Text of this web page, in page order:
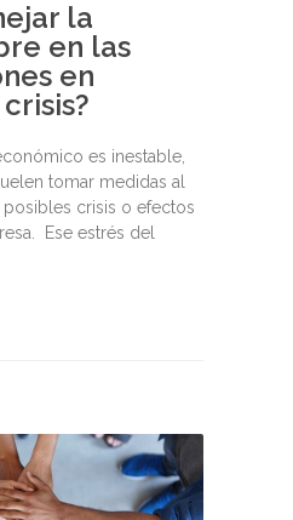
la
en las
en
es inestable,
tomar medidas al
posibles crisis o efectos
Ese estrés del